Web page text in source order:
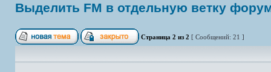
Выделить FM в отдельную ветку
Страница 2 из 2 [ Сообщений: 21 ]